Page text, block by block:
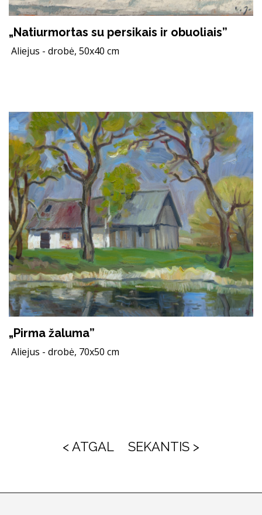
„Natiurmortas su persikais ir obuoliais”
Aliejus - drobė, 50x40 cm
„Pirma žaluma”
Aliejus - drobė, 70x50 cm
< ATGAL SEKANTIS >